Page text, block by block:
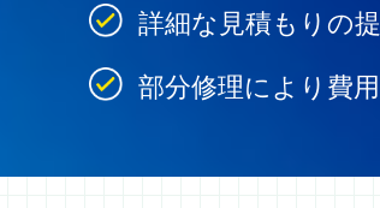
詳細な見積もりの
部分修理により費